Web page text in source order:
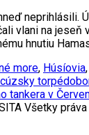
neprihlásili.
vlani na jeseň
hnutiu
more, Húsíovia,
tankera v
Všetky práva